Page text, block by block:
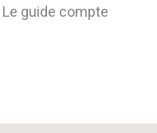
guide compte